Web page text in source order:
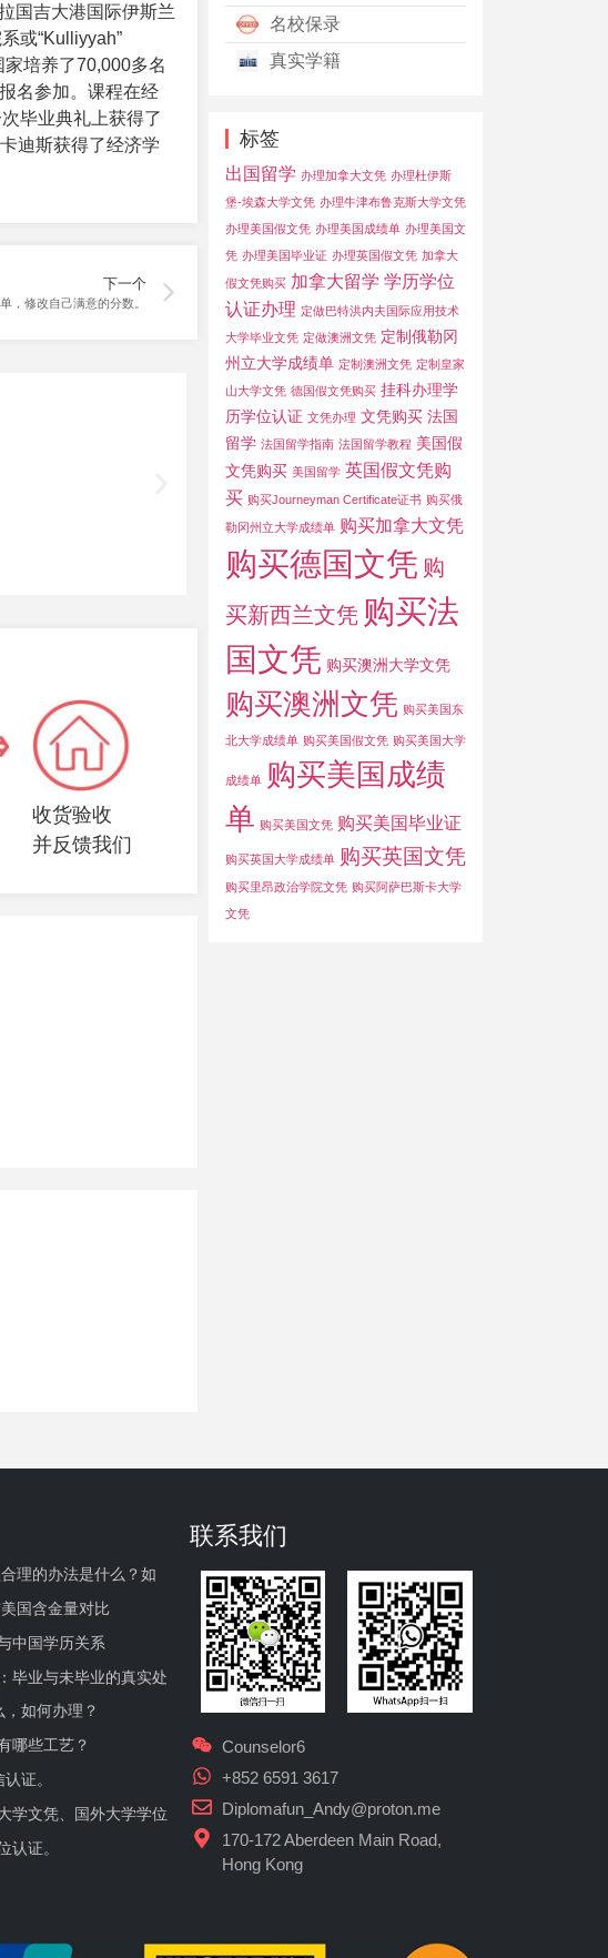
国吉大港国际伊斯兰
或“Kulliyyah”
家培养了70,000多名
名参加。课程在经
毕业典礼上获得了
迪斯获得了经济学
下一个
，修改自己满意的分数。
收货验收
并反馈我们
名校保录
真实学籍
标签
出国留学 办理加拿大文凭 办理杜伊斯
堡-埃森大学文凭 办理牛津布鲁克斯大学文凭
办理美国假文凭 办理美国成绩单 办理美国文
凭 办理美国毕业证 办理英国假文凭 加拿大
假文凭购买 加拿大留学 学历学位
认证办理 定做巴特洪内夫国际应用技术
大学毕业文凭 定做澳洲文凭 定制俄勒冈
州立大学成绩单 定制澳洲文凭 定制皇家
山大学文凭 德国假文凭购买 挂科办理学
历学位认证 文凭办理 文凭购买 法国
留学 法国留学指南 法国留学教程 美国假
文凭购买 美国留学 英国假文凭购
买 购买Journeyman Certificate证书 购买俄
勒冈州立大学成绩单 购买加拿大文凭
购买德国文凭 购
买新西兰文凭 购买法
国文凭 购买澳洲大学文凭
购买澳洲文凭 购买美国东
北大学成绩单 购买美国假文凭 购买美国大学
成绩单 购买美国成绩
单 购买美国文凭 购买美国毕业证
购买英国大学成绩单 购买英国文凭
购买里昂政治学院文凭 购买阿萨巴斯卡大学
文凭
理的办法是什么？如
国含金量对比
中国学历关系
毕业与未毕业的真实处
如何办理？
哪些工艺？
证。
学文凭、国外大学学位
认证。
联系我们
Counselor6
+852 6591 3617
Diplomafun_Andy@proton.me
170-172 Aberdeen Main Road,
Hong Kong